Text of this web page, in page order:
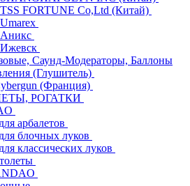
FORTUNE Co,Ltd (Китай)
Саунд-Модераторы, Баллоны
(Глушитель)
(Франция)
РОГАТКИ
арбалетов
блочных луков
классических луков